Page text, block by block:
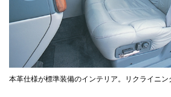
本革仕様が標準装備のインテリア。リクライニン